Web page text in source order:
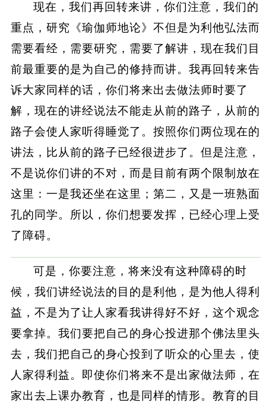
现在，我们再回转来讲，你们注意，我们的
重点，研究《瑜伽师地论》不但是为利他弘法而
需要看经，需要研究，需要了解讲，现在我们目
前最重要的是为自己的修持而讲。我再回转来告
诉大家同样的话，你们将来出去做法师时要了
解，现在的讲经说法不能走从前的路子，从前的
路子会使人家听得睡觉了。按照你们两位现在的
讲法，比从前的路子已经很进步了。但是注意，
不是说你们讲的不对，而是目前有两个限制放在
这里：一是我还坐在这里；第二，又是一班熟面
孔的同学。所以，你们想要发挥，已经心理上受
了障碍。
可是，你要注意，将来没有这种障碍的时
候，我们讲经说法的目的是利他，是为他人得利
益，不是为了让人家看我讲得好不好，这个观念
要拿掉。我们要把自己的身心投进那个佛法里头
去，我们把自己的身心投到了听众的心里去，使
人家得利益。即使你们将来不是出家做法师，在
家出去上课办教育，也是同样的情形。教育的目